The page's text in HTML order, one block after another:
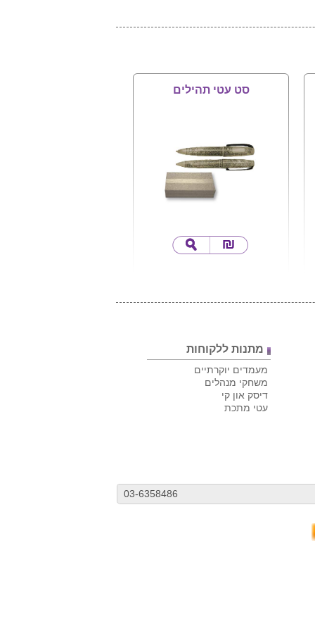
סט עטי תהילים
מתנות ללקוחות
מעמדים יוקרתיים
משחקי מנהלים
דיסק און קי
עטי מתכת
03-6358486